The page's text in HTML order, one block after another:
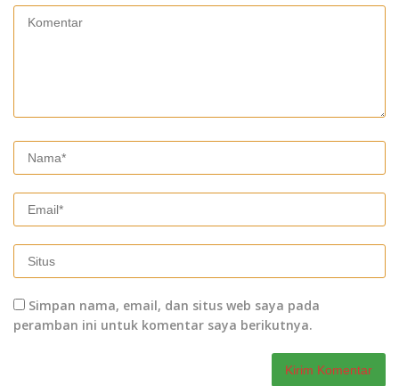
Simpan nama, email, dan situs web saya pada
peramban ini untuk komentar saya berikutnya.